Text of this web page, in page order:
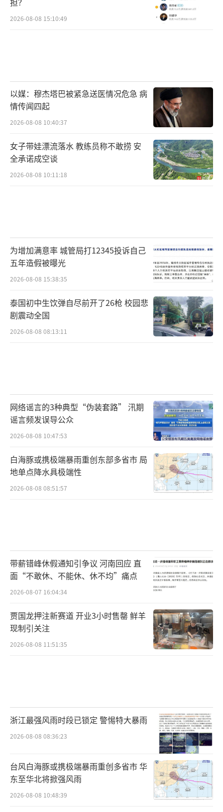
2026-08-08 15:10:49
以媒：穆杰塔巴被紧急送医情况危急 病
情传闻四起
2026-08-08 10:40:37
女子带娃漂流落水 教练员称不敢捞 安
全承诺成空谈
2026-08-08 10:11:18
为增加满意率 城管局打12345投诉自己
五年造假被曝光
2026-08-08 15:38:35
泰国初中生饮弹自尽前开了26枪 校园悲
剧震动全国
2026-08-08 08:13:11
网络谣言的3种典型“伪装套路” 汛期
谣言频发误导公众
2026-08-08 10:47:53
白海豚或携极端暴雨重创东部多省市 局
地单点降水具极端性
2026-08-08 08:51:57
带薪错峰休假通知引争议 河南回应 直
面“不敢休、不能休、休不均”痛点
2026-08-07 16:04:34
贾国龙押注新赛道 开业3小时售罄 鲜羊
现制引关注
2026-08-08 11:51:35
浙江最强风雨时段已锁定 警惕特大暴雨
2026-08-08 08:36:23
台风白海豚或携极端暴雨重创多省市 华
东至华北将掀强风雨
2026-08-08 10:48:39